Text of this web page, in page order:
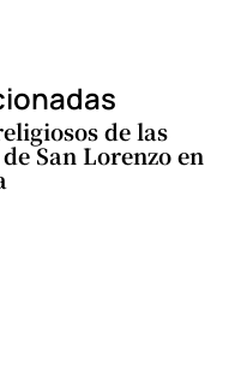
de las
San Lorenzo en